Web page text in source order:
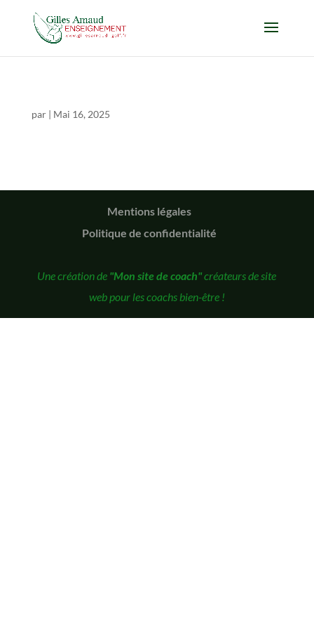
par | Mai 16, 2025
Mentions légales
Politique de confidentialité
Une création de "Mon site de coach"créateurs de site
web pour les coachs bien-être !